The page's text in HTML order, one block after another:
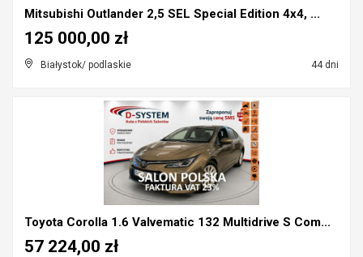
Mitsubishi Outlander 2,5 SEL Special Edition 4x4, ...
Białystok/ podlaskie 44 dni
125 000,00 zł
Toyota Corolla 1.6 Valvematic 132 Multidrive S Com...
57 224,00 zł